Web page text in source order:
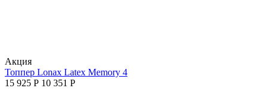
Aкция
Топпер Lonax Latex Memory 4
15 925 Р 10 351 Р